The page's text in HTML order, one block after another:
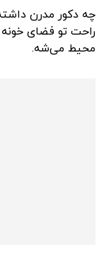
چه دکور مدرن
راحت تو فضای
محیط می‌شه.